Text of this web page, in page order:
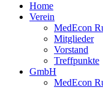
Home
Verein
MedEcon
Mitglieder
Vorstand
Treffpunkte
GmbH
MedEcon